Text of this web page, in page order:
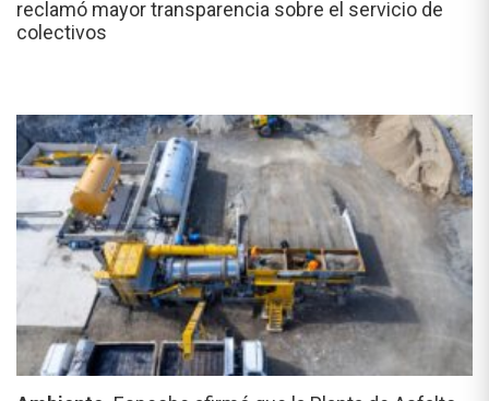
reclamó mayor transparencia sobre el servicio de
colectivos